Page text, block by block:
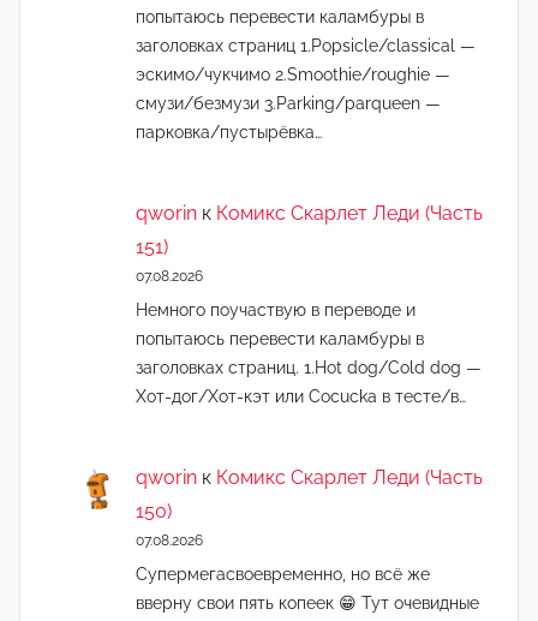
попытаюсь перевести каламбуры в
заголовках страниц 1.Popsicle/classical —
эскимо/чукчимо 2.Smoothie/roughie —
смузи/безмузи 3.Parking/parqueen —
парковка/пустырёвка…
qworin к Комикс Скарлет Леди (Часть
151)
07.08.2026
Немного поучаствую в переводе и
попытаюсь перевести каламбуры в
заголовках страниц. 1.Hot dog/Cold dog —
Хот-дог/Хот-кэт или Cocucka в тесте/в…
qworin к Комикс Скарлет Леди (Часть
150)
07.08.2026
Супермегасвоевременно, но всё же
вверну свои пять копеек 😁 Тут очевидные